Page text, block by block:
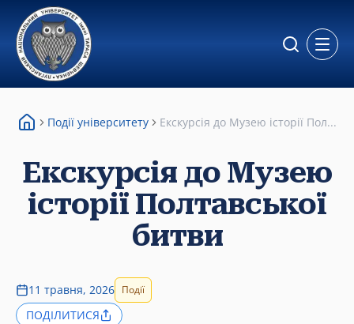
Події університету Екскурсія до Музею історії Пол...
Екскурсія до Музею
історії Полтавської
битви
11 травня, 2026 Події
ПОДІЛИТИСЯ